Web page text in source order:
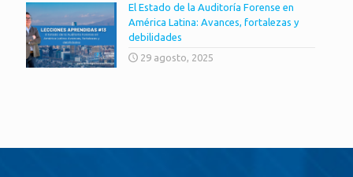
El Estado de la Auditoría Forense en
América Latina: Avances, fortalezas y
debilidades
29 agosto, 2025